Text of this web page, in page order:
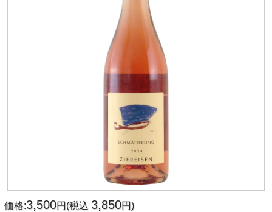
価格:3,500円(税込 3,850円)